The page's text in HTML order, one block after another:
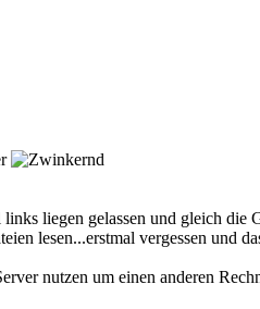
liegen gelassen und gleich die
lesen...erstmal vergessen und
nutzen um einen anderen